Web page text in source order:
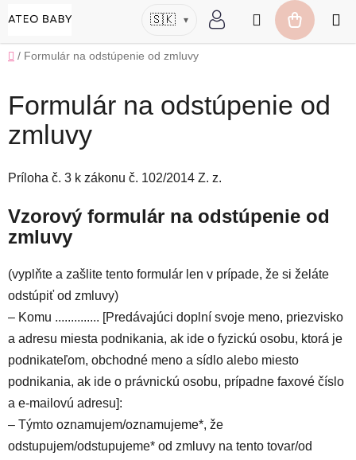
na
obsah
🇸🇰 ▾
Hľadať
Domov
/ Formulár na odstúpenie od zmluvy
Formulár na odstúpenie od
zmluvy
Príloha č. 3 k zákonu č. 102/2014 Z. z.
Vzorový formulár na odstúpenie od
zmluvy
(vyplňte a zašlite tento formulár len v prípade, že si želáte
odstúpiť od zmluvy)
– Komu .............. [Predávajúci doplní svoje meno, priezvisko
a adresu miesta podnikania, ak ide o fyzickú osobu, ktorá je
podnikateľom, obchodné meno a sídlo alebo miesto
podnikania, ak ide o právnickú osobu, prípadne faxové číslo
a e-mailovú adresu]:
– Týmto oznamujem/oznamujeme*, že
odstupujem/odstupujeme* od zmluvy na tento tovar/od